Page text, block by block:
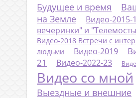
Будущее и время
на Земле
Видео-
вечеринки" и
Видео-2018 Встречи с
людьми
Видео-2019
21
Видео-2022-23
Видео со мной
Выездные и внешние